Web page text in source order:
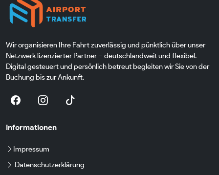
Wir organisieren Ihre Fahrt zuverlässig und pünktlich über unser
Netzwerk lizenzierter Partner – deutschlandweit und flexibel.
Digital gesteuert und persönlich betreut begleiten wir Sie von der
Buchung bis zur Ankunft.
Informationen
Impressum
Datenschutzerklärung